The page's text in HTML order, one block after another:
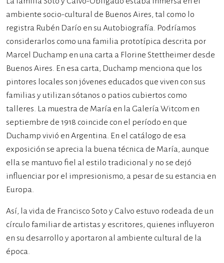
ambiente socio-cultural de Buenos Aires, tal como lo
registra Rubén Darío en su Autobiografía. Podríamos
considerarlos como una familia prototípica descrita por
Marcel Duchamp en una carta a Florine Stettheimer desde
Buenos Aires. En esa carta, Duchamp menciona que los
pintores locales son jóvenes educados que viven con sus
familias y utilizan sótanos o patios cubiertos como
talleres. La muestra de María en la Galería Witcom en
septiembre de 1918 coincide con el período en que
Duchamp vivió en Argentina. En el catálogo de esa
exposición se aprecia la buena técnica de María, aunque
ella se mantuvo fiel al estilo tradicional y no se dejó
influenciar por el impresionismo, a pesar de su estancia en
Europa.
Así, la vida de Francisco Soto y Calvo estuvo rodeada de un
círculo familiar de artistas y escritores, quienes influyeron
en su desarrollo y aportaron al ambiente cultural de la
época.